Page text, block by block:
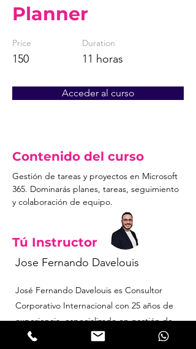
Planner
Price
150
Duration
11 horas
Acceder al curso
Contenido del curso
Gestión de tareas y proyectos en Microsoft
365. Dominarás planes, tareas, seguimiento
y colaboración de equipo.
Tú Instructor
Jose Fernando Davelouis
José Fernando Davelouis es Consultor
Corporativo Internacional con 25 años de
experiencia, especializado en gestión de
proyectos, analítica de datos y